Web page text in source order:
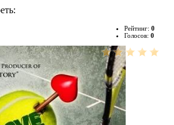
Рейтинг: 0
Голосов: 0